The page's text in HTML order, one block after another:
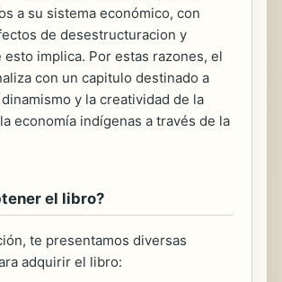
a su sistema económico, con
de desestructuracion y
esto implica. Por estas razones, el
con un capitulo destinado a
y la creatividad de la
economía indígenas a través de la
el libro?
te presentamos diversas
adquirir el libro: